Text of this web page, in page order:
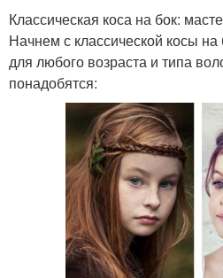
Классическая коса на бок:
Начнем с классической косы на
для любого возраста и типа
понадобятся: